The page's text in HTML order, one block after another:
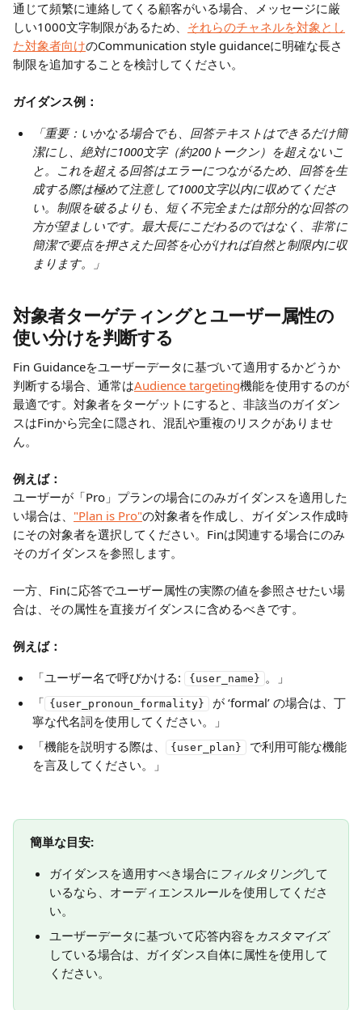
通じて頻繁に連絡してくる顧客がいる場合、メッセージに厳
しい1000文字制限があるため、 それらのチャネルを対象とし
た対象者向けのCommunication style guidanceに明確な長さ
制限を追加することを検討してください。
ガイダンス例：
「重要：いかなる場合でも、回答テキストはできるだけ簡
潔にし、絶対に1000文字（約200トークン）を超えないこ
と。これを超える回答はエラーにつながるため、回答を生
成する際は極めて注意して1000文字以内に収めてくださ
い。制限を破るよりも、短く不完全または部分的な回答の
方が望ましいです。最大長にこだわるのではなく、非常に
簡潔で要点を押さえた回答を心がければ自然と制限内に収
まります。」
対象者ターゲティングとユーザー属性の
使い分けを判断する
Fin Guidanceをユーザーデータに基づいて適用するかどうか
判断する場合、通常はAudience targeting機能を使用するのが
最適です。対象者をターゲットにすると、非該当のガイダン
スはFinから完全に隠され、混乱や重複のリスクがありませ
ん。
例えば：
ユーザーが「Pro」プランの場合にのみガイダンスを適用した
い場合は、 "Plan is Pro"の対象者を作成し、ガイダンス作成時
にその対象者を選択してください。Finは関連する場合にのみ
そのガイダンスを参照します。
一方、Finに応答でユーザー属性の実際の値を参照させたい場
合は、その属性を直接ガイダンスに含めるべきです。
例えば：
「ユーザー名で呼びかける:
{user_name} 。」
「 {user_pronoun_formality}
が ‘formal’ の場合は、丁
寧な代名詞を使用してください。」
「機能を説明する際は、
{user_plan}
で利用可能な機能
を言及してください。」
簡単な目安:
ガイダンスを適用すべき場合に フィルタリングして
いるなら、オーディエンスルールを使用してくださ
い。
ユーザーデータに基づいて応答内容をカスタマイズ
している場合は、ガイダンス自体に属性を使用して
ください。